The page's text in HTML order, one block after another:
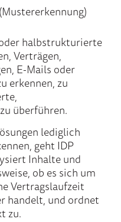
halbstrukturierte
Verträgen,
E-Mails oder
erkennen, zu
überführen.
lediglich
geht IDP
Inhalte und
ob es sich um
Vertragslaufzeit
handelt, und ordnet
zu.